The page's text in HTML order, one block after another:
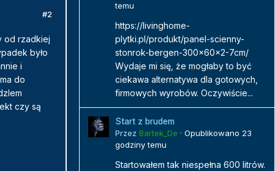
#2
od rzadkiej
było
i
do
czy są
temu
https://livinghome-
plytki.pl/produkt/panel-scienny-
stonrok-bergen-300x60x2-7cm/
Wydaje mi się, że mogłaby to być
ciekawa alternatywa dla gotowych,
firmowych wyrobów. Oczywiście...
Start z brudem
Przez Bartek_De · Opublikowano 23
godziny temu
Startowałem tak niespełna 600 litrów.